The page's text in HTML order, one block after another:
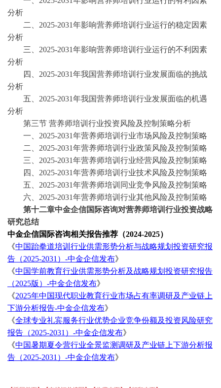
分析
二、 2025-2031年影响营养师培训行业运行的稳定因素
分析
三、 2025-2031年影响营养师培训行业运行的不利因素
分析
四、 2025-2031年我国营养师培训行业发展面临的挑战
分析
五、 2025-2031年我国营养师培训行业发展面临的机遇
分析
第三节 营养师培训行业投资风险及控制策略分析
一、 2025-2031年营养师培训行业市场风险及控制策略
二、 2025-2031年营养师培训行业政策风险及控制策略
三、 2025-2031年营养师培训行业经营风险及控制策略
四、 2025-2031年营养师培训行业技术风险及控制策略
五、 2025-2031年营养师培训同业竞争风险及控制策略
六、 2025-2031年营养师培训行业其他风险及控制策略
第十二章中金企信国际咨询对营养师培训行业投资战略
研究总结
中金企信国际咨询相关报告推荐（2024-2025）
《中国跆拳道培训行业供需形势分析与战略规划投资研究报
告（2025-2031）-中金企信发布》
《中国学前教育行业供需形势分析及战略规划投资研究报告
（2025版）-中金企信发布》
《2025年中国现代职业教育行业市场占有率调研及产业链上
下游分析报告-中金企信发布》
《全球专业礼宾服务行业优势企业竞争份额及投资风险研究
报告（2025-2031）-中金企信发布》
《中国暑期夏令营行业全景监测调研及产业链上下游分析报
告（2025-2031）-中金企信发布》